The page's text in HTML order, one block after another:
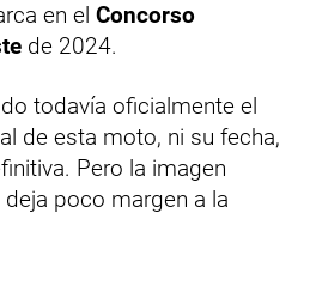
en el Concorso
de 2024.
todavía oficialmente el
de esta moto, ni su fecha,
Pero la imagen
poco margen a la